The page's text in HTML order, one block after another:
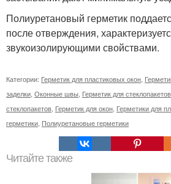
Полиуретановый герметик
после отверждения,
звукоизолирующими свойствами.
Категории: Герметик для пластиковых окон
заделки Оконные швы Герметик для стеклопакетов
стеклопакетов Герметик для окон Герметики для
герметики Полиуретановые герметики
Читайте также